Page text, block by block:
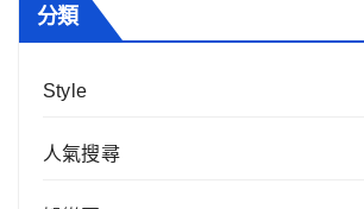
分類
Style
人氣搜尋